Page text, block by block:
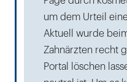
um dem Urteil
Aktuell wurde
Zahnärzten recht
Portal löschen